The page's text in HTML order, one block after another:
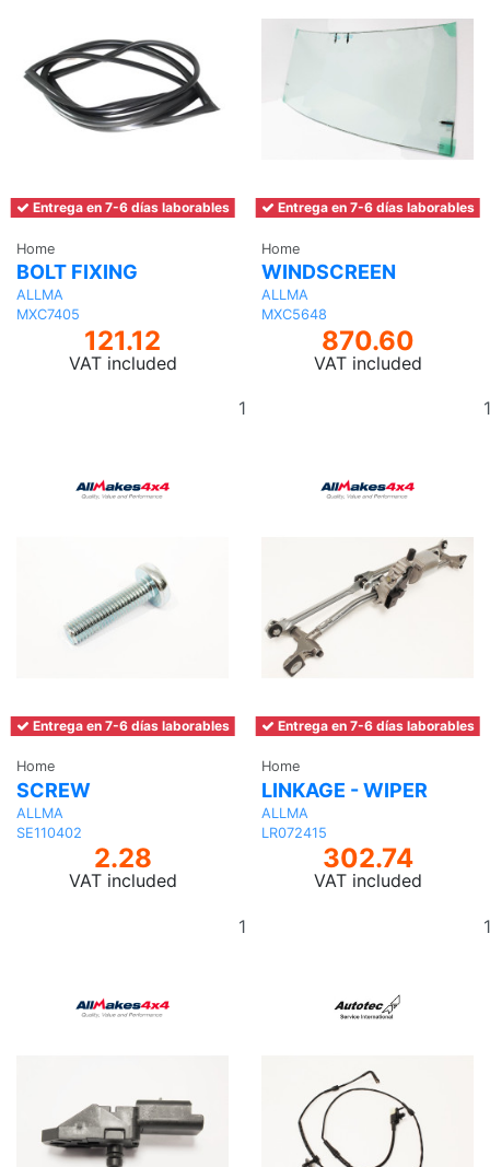
Entrega en 7-6 días laborables
Home
BOLT FIXING
ALLMA
MXC7405
121.12
VAT included
Entrega en 7-6 días laborables
Home
WINDSCREEN
ALLMA
MXC5648
870.60
VAT included
Entrega en 7-6 días laborables
Home
SCREW
ALLMA
SE110402
2.28
VAT included
Entrega en 7-6 días laborables
Home
LINKAGE - WIPER
ALLMA
LR072415
302.74
VAT included